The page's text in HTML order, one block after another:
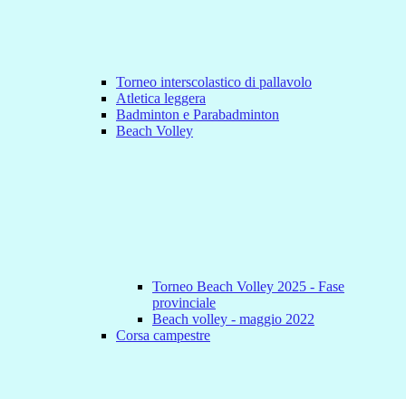
Torneo interscolastico di pallavolo
Atletica leggera
Badminton e Parabadminton
Beach Volley
Torneo Beach Volley 2025 - Fase
provinciale
Beach volley - maggio 2022
Corsa campestre